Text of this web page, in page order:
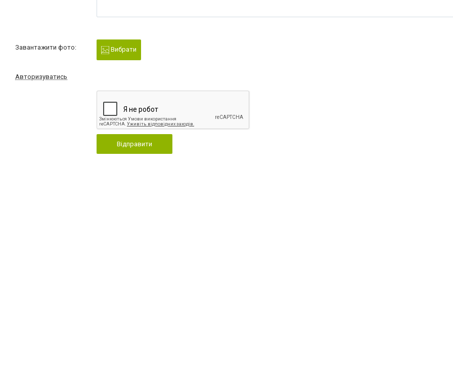
Завантажити фото: Вибрати
Авторизуватись
Відправити